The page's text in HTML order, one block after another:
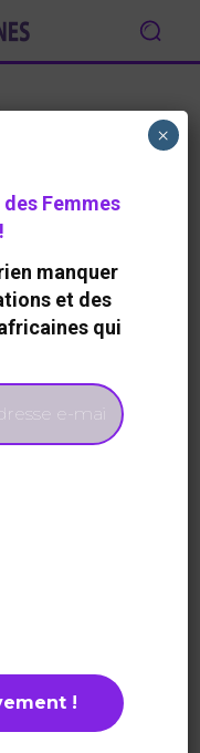
Education
distinguée
Femmes
manquer
et des
qui
×